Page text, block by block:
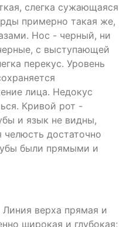
слегка сужающаяся
примерно такая же,
Нос - черный, ни
с выступающей
перекус. Уровень
лица. Недокус
Кривой рот -
и язык не видны,
достаточно
были прямыми и
верха прямая и
широкая и глубокая;